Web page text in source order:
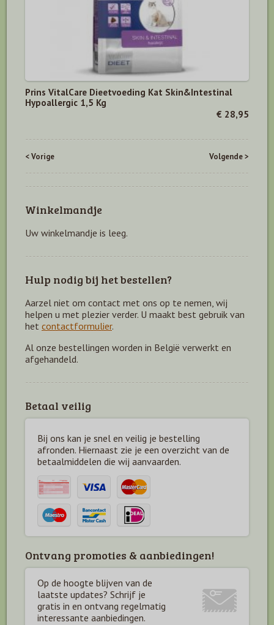
Prins VitalCare Dieetvoeding Kat Skin&Intestinal
Hypoallergic 1,5 Kg
€ 28,95
< Vorige Volgende >
Winkelmandje
Uw winkelmandje is leeg.
Hulp nodig bij het bestellen?
Aarzel niet om contact met ons op te nemen, wij
helpen u met plezier verder. U maakt best gebruik van
het contactformulier.
Al onze bestellingen worden in België verwerkt en
afgehandeld.
Betaal veilig
Bij ons kan je snel en veilig je bestelling
afronden. Hiernaast zie je een overzicht van de
betaalmiddelen die wij aanvaarden.
Ontvang promoties & aanbiedingen!
Op de hoogte blijven van de
laatste updates? Schrijf je
gratis in en ontvang regelmatig
interessante aanbiedingen.